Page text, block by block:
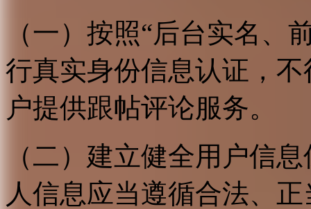
（一）按照“后台实名、
行真实身份信息认证，
户提供跟帖评论服务。
（二）建立健全用户信
人信息应当遵循合法、